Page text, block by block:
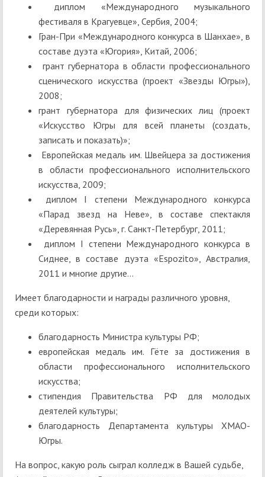
диплом «Международного музыкального
фестиваля в Крагуевце», Сербия, 2004;
Гран-При «Международного конкурса в Шанхае», в
составе дуэта «Югория», Китай, 2006;
грант губернатора в области профессионального
сценического искусства (проект «Звезды Югры»),
2008;
грант губернатора для физических лиц (проект
«Искусство Югры для всей планеты (создать,
записать и показать)»;
Европейская медаль им. Швейцера за достижения
в области профессионального исполнительского
искусства, 2009;
диплом I степени Международного конкурса
«Парад звезд на Неве», в составе спектакля
«Деревянная Русь», г. Санкт-Петербург, 2011;
диплом I степени Международного конкурса в
Сиднее, в составе дуэта «Espozito», Австралия,
2011 и многие другие...
Имеет благодарности и награды различного уровня,
среди которых:
благодарность Министра культуры РФ;
европейская медаль им. Гёте за достижения в
области профессионального исполнительского
искусства;
стипендия Правительства РФ для молодых
деятелей культуры;
благодарность Департамента культуры ХМАО-
Югры.
На вопрос, какую роль сыграл колледж в Вашей судьбе,